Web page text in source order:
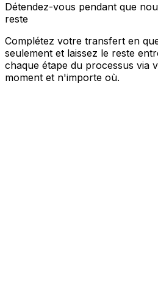
Détendez-vous pendant que
reste
Complétez votre transfert en
seulement et laissez le reste
chaque étape du processus via
moment et n'importe où.